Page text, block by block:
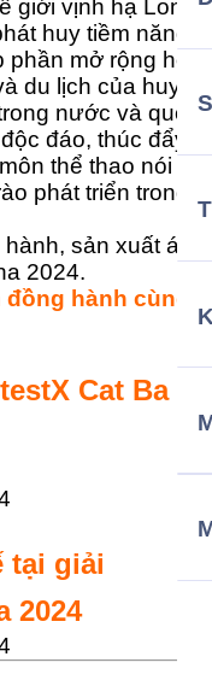
giới vịnh hạ Long
huy tiềm năng,
mở rộng hợp
du lịch của huyện
nước và quốc
đáo, thúc đẩy
thể thao nói
phát triển trong
sản xuất áo
2024.
hành cùng
Cat Ba
tại giải
2024